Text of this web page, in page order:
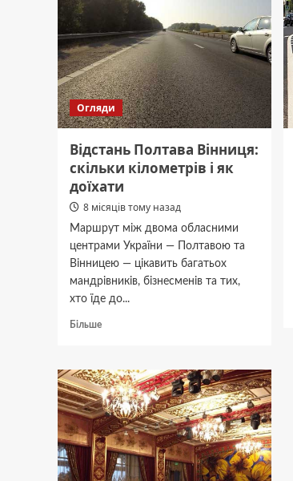
містами
Огляди
Відстань Полтава Вінниця:
скільки кілометрів і як
доїхати
8 місяців тому назад
Маршрут між двома обласними
центрами України — Полтавою та
Вінницею — цікавить багатьох
мандрівників, бізнесменів та тих,
хто їде до...
БільшеДокладніше
Полтава
Вінниця:
скільки
кілометрів
і
як
доїхати